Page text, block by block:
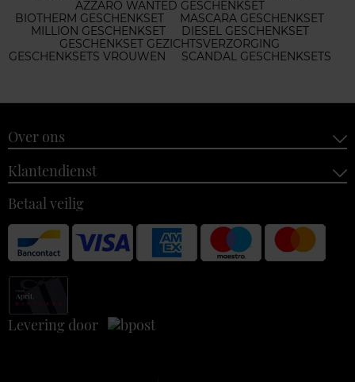
AZZARO WANTED GESCHENKSET
BIOTHERM GESCHENKSET
MASCARA GESCHENKSET
MILLION GESCHENKSET
DIESEL GESCHENKSET
GESCHENKSET GEZICHTSVERZORGING
GESCHENKSETS VROUWEN
SCANDAL GESCHENKSETS
Over ons
Klantendienst
Betaal veilig
Levering door